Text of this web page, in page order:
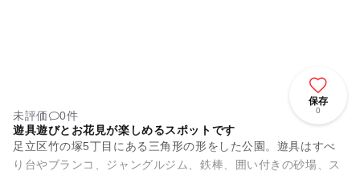
保存
0
未評価
0件
遊具遊びとお花見が楽しめるスポットです
足立区竹の塚5丁目にある三角形の形をした公園。遊具はすべ
り台やブランコ、ジャングルジム、鉄棒、囲い付きの砂場、ス